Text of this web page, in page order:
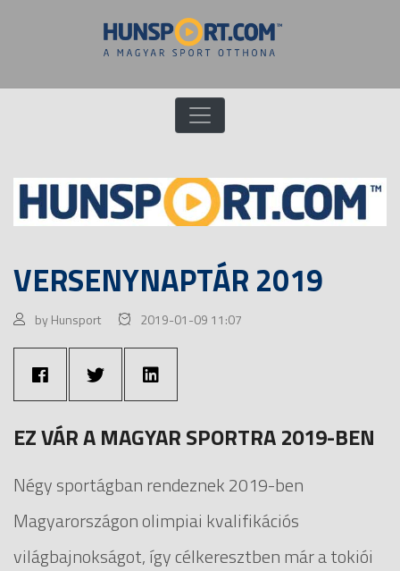
VERSENYNAPTÁR 2019
by Hunsport 2019-01-09 11:07
EZ VÁR A MAGYAR SPORTRA 2019-BEN
Négy sportágban rendeznek 2019-ben
Magyarországon olimpiai kvalifikációs
világbajnokságot, így célkeresztben már a tokiói